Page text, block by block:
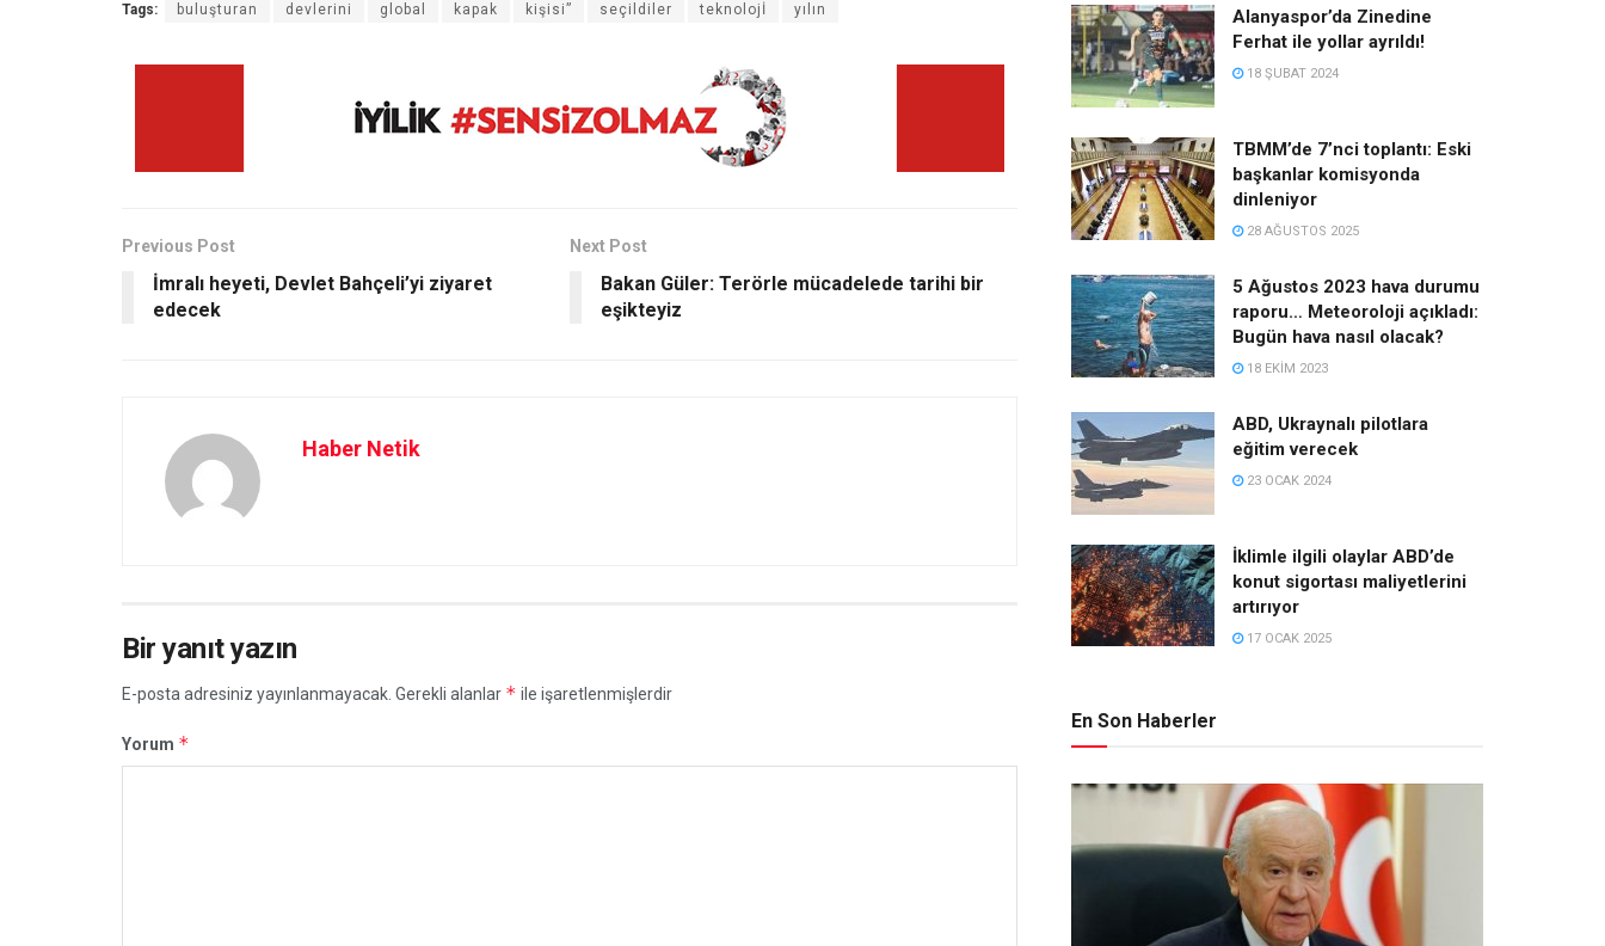
Tags: buluşturan devlerini global kapak kişisi” seçildiler teknolojİ yılın
Previous Post
İmralı heyeti, Devlet Bahçeli’yi ziyaret
edecek
Next Post
Bakan Güler: Terörle mücadelede tarihi bir
eşikteyiz
Haber Netik
Bir yanıt yazın
E-posta adresiniz yayınlanmayacak. Gerekli alanlar * ile işaretlenmişlerdir
Yorum *
Alanyaspor’da Zinedine
Ferhat ile yollar ayrıldı!
18 ŞUBAT 2024
TBMM’de 7’nci toplantı: Eski
başkanlar komisyonda
dinleniyor
28 AĞUSTOS 2025
5 Ağustos 2023 hava durumu
raporu… Meteoroloji açıkladı:
Bugün hava nasıl olacak?
18 EKIM 2023
ABD, Ukraynalı pilotlara
eğitim verecek
23 OCAK 2024
İklimle ilgili olaylar ABD’de
konut sigortası maliyetlerini
artırıyor
17 OCAK 2025
En Son Haberler